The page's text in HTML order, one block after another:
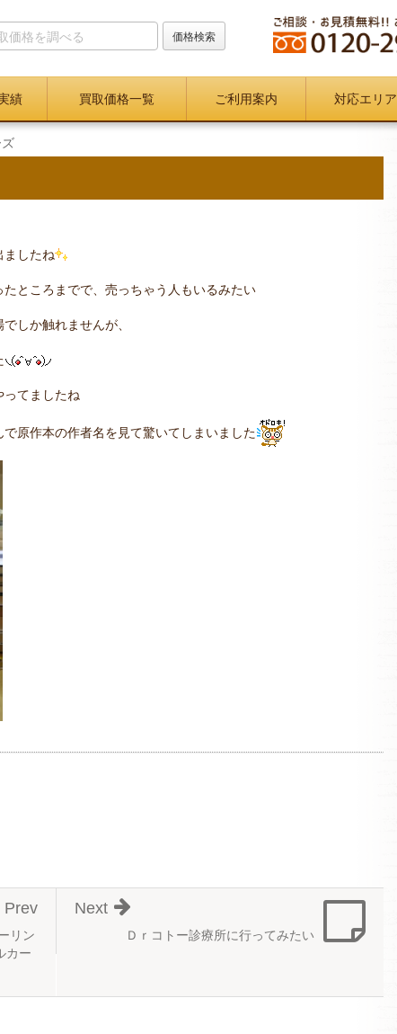
績 買取価格一覧 ご利用案内 対応エリア
ましたね
ところまでで、売っちゃう人もいるみたい
しか触れませんが、
ってましたね
原作本の作者名を見て驚いてしまいました
Ｄｒコトー診療所に行ってみたい
Next
リン
カー
Prev